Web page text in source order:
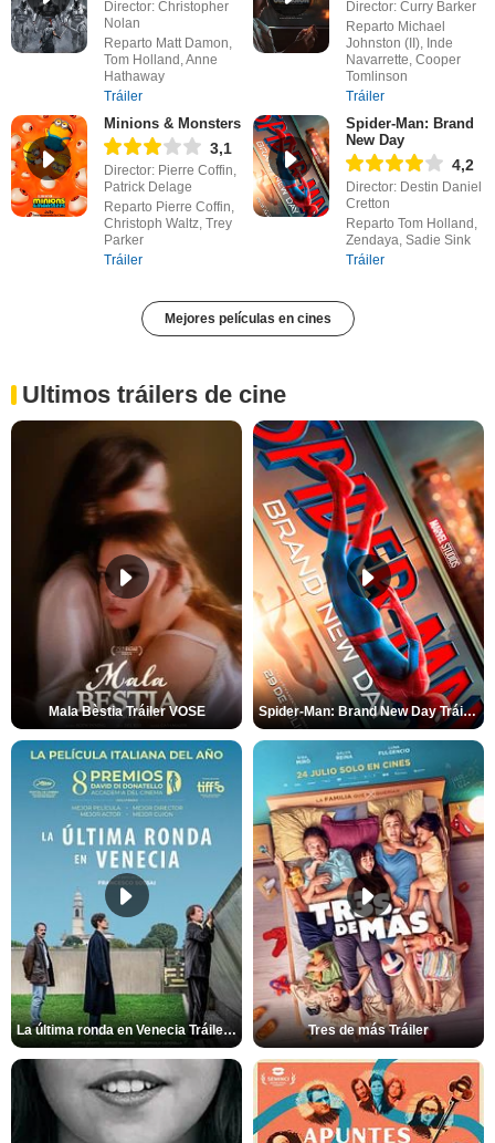
Director: Christopher
Nolan
Reparto Matt Damon,
Tom Holland, Anne
Hathaway
Tráiler
Director: Curry Barker
Reparto Michael
Johnston (II), Inde
Navarrette, Cooper
Tomlinson
Tráiler
Minions & Monsters
3,1
Director: Pierre Coffin,
Patrick Delage
Reparto Pierre Coffin,
Christoph Waltz, Trey
Parker
Tráiler
Spider-Man: Brand
New Day
4,2
Director: Destin Daniel
Cretton
Reparto Tom Holland,
Zendaya, Sadie Sink
Tráiler
Mejores películas en cines
Ultimos tráilers de cine
Mala Bèstia Tráiler VOSE Spider-Man: Brand New Day Tráiler (3)
La última ronda en Venecia Tráiler VOSE Tres de más Tráiler